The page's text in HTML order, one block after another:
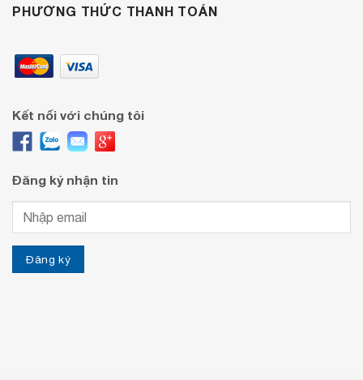
PHƯƠNG THỨC THANH TOÁN
Kết nối với chúng tôi
Đăng ký nhận tin